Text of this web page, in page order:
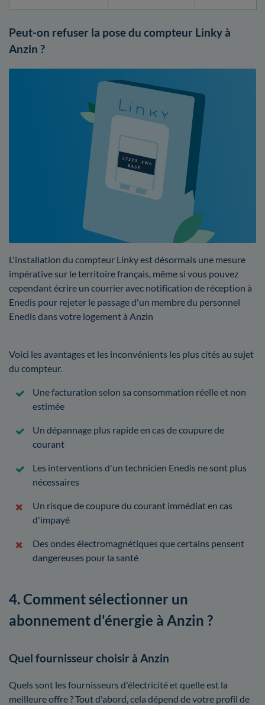
Peut-on refuser la pose du compteur Linky à
Anzin ?
L'installation du compteur Linky est désormais une mesure
impérative sur le territoire français, même si vous pouvez
cependant écrire un courrier avec notification de réception à
Enedis pour rejeter le passage d'un membre du personnel
Enedis dans votre logement à Anzin
Voici les avantages et les inconvénients les plus cités au sujet
du compteur.
Une facturation selon sa consommation réelle et non
estimée
Un dépannage plus rapide en cas de coupure de
courant
Les interventions d'un technicien Enedis ne sont plus
nécessaires
Un risque de coupure du courant immédiat en cas
d'impayé
Des ondes électromagnétiques que certains pensent
dangereuses pour la santé
4. Comment sélectionner un
abonnement d'énergie à Anzin ?
Quel fournisseur choisir à Anzin
Quels sont les fournisseurs d'électricité et quelle est la
meilleure offre ? Tout d'abord, cela dépend de votre profil de